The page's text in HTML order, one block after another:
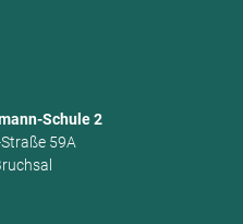
Schule 2
59A